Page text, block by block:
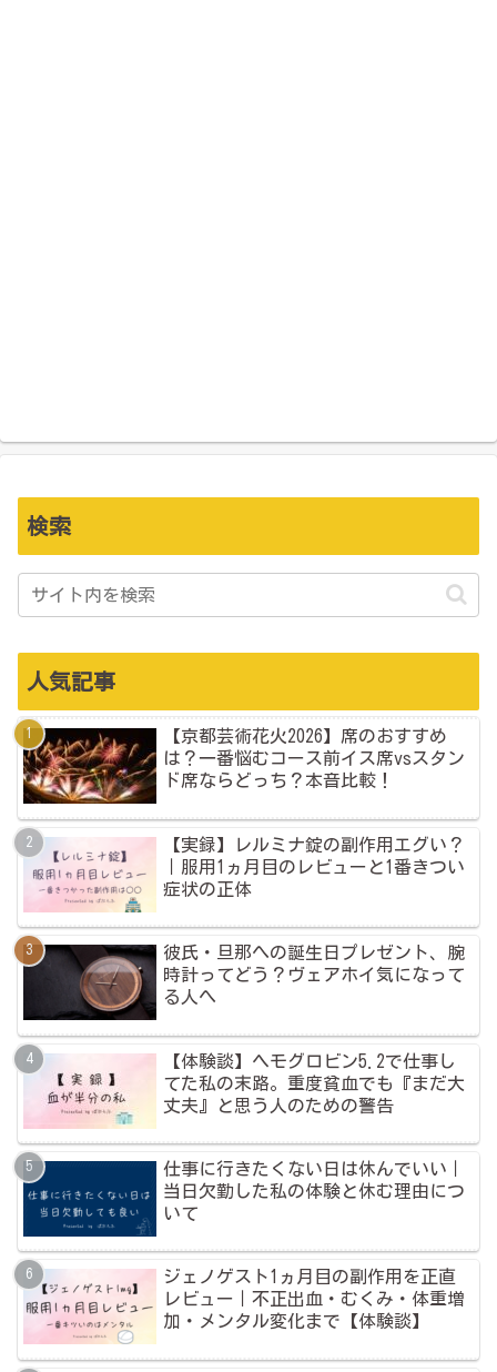
検索
人気記事
【京都芸術花火2026】席のおすすめ
は？一番悩むコース前イス席vsスタン
ド席ならどっち？本音比較！
【実録】レルミナ錠の副作用エグい？
｜服用1ヵ月目のレビューと1番きつい
症状の正体
彼氏・旦那への誕生日プレゼント、腕
時計ってどう？ヴェアホイ気になって
る人へ
【体験談】ヘモグロビン5.2で仕事し
てた私の末路。重度貧血でも『まだ大
丈夫』と思う人のための警告
仕事に行きたくない日は休んでいい｜
当日欠勤した私の体験と休む理由につ
いて
ジェノゲスト1ヵ月目の副作用を正直
レビュー｜不正出血・むくみ・体重増
加・メンタル変化まで【体験談】